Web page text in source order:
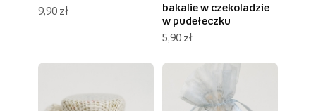
9,90 zł
bakalie w czekoladzie
w pudełeczku
5,90 zł